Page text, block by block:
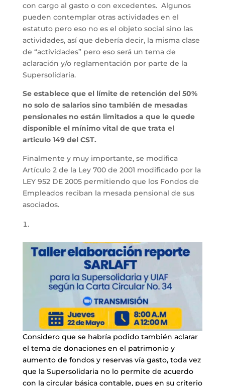
con cargo al gasto o con excedentes. Algunos
pueden contemplar otras actividades en el
estatuto pero eso no es el objeto social sino las
actividades, así que debería decir, la misma clase
de “actividades” pero eso será un tema de
aclaración y/o reglamentación por parte de la
Supersolidaria.
Se establece que el límite de retención del 50%
no solo de salarios sino también de mesadas
pensionales no están limitados a que le quede
disponible el mínimo vital de que trata el
articulo 149 del CST.
Finalmente y muy importante, se modifica
Artículo 2 de la Ley 700 de 2001 modificado por la
LEY 952 DE 2005 permitiendo que los Fondos de
Empleados reciban la mesada pensional de sus
asociados.
Considero que se habría podido también aclarar
el tema de donaciones en el patrimonio y
aumento de fondos y reservas vía gasto, toda vez
que la Supersolidaria no lo permite de acuerdo
con la circular básica contable, pues en su criterio